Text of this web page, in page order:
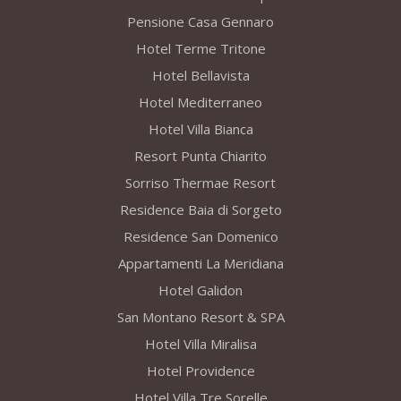
Pensione Casa Gennaro
Hotel Terme Tritone
Hotel Bellavista
Hotel Mediterraneo
Hotel Villa Bianca
Resort Punta Chiarito
Sorriso Thermae Resort
Residence Baia di Sorgeto
Residence San Domenico
Appartamenti La Meridiana
Hotel Galidon
San Montano Resort & SPA
Hotel Villa Miralisa
Hotel Providence